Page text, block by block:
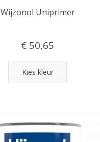
Wijzonol Uniprimer
€ 50,65
Kies kleur